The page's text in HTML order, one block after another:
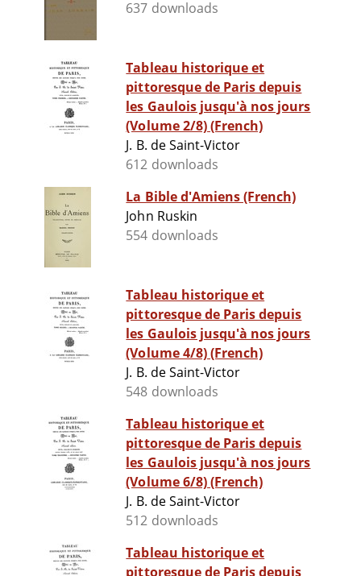
637 downloads
Tableau historique et
pittoresque de Paris depuis
les Gaulois jusqu'à nos jours
(Volume 2/8) (French)
J. B. de Saint-Victor
612 downloads
La Bible d'Amiens (French)
John Ruskin
554 downloads
Tableau historique et
pittoresque de Paris depuis
les Gaulois jusqu'à nos jours
(Volume 4/8) (French)
J. B. de Saint-Victor
548 downloads
Tableau historique et
pittoresque de Paris depuis
les Gaulois jusqu'à nos jours
(Volume 6/8) (French)
J. B. de Saint-Victor
512 downloads
Tableau historique et
pittoresque de Paris depuis